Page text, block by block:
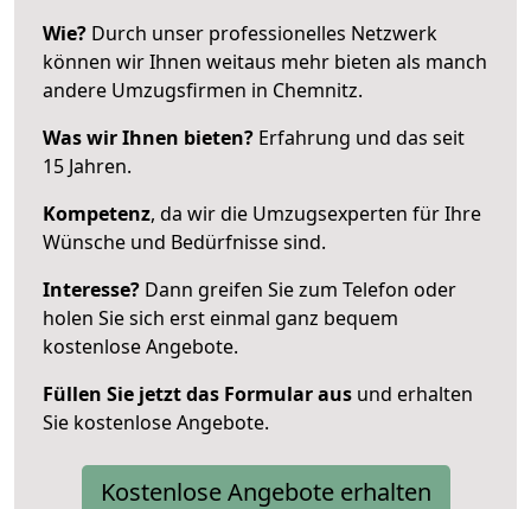
Wie? Durch unser professionelles Netzwerk
können wir Ihnen weitaus mehr bieten als manch
andere Umzugsfirmen in Chemnitz.
Was wir Ihnen bieten? Erfahrung und das seit
15 Jahren.
Kompetenz, da wir die Umzugsexperten für Ihre
Wünsche und Bedürfnisse sind.
Interesse? Dann greifen Sie zum Telefon oder
holen Sie sich erst einmal ganz bequem
kostenlose Angebote.
Füllen Sie jetzt das Formular aus und erhalten
Sie kostenlose Angebote.
Kostenlose Angebote erhalten